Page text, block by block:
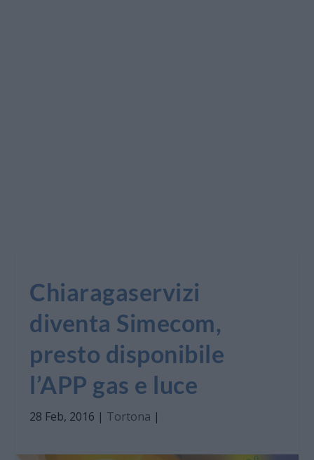
Chiaragaservizi
diventa Simecom,
presto disponibile
l’APP gas e luce
28 Feb, 2016 | Tortona |